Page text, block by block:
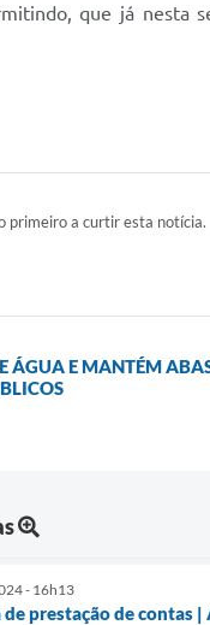
que já nesta
primeiro a curtir esta notícia.
ÁGUA E MANTÉM
- 16h13
de prestação de contas